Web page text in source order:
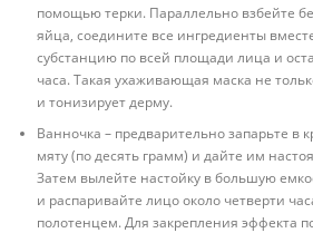
помощью терки. Параллельно взбейте
яйца, соедините все ингредиенты
субстанцию по всей площади лица и
часа. Такая ухаживающая маска не
и тонизирует дерму.
Ванночка – предварительно запарьте в
мяту (по десять грамм) и дайте им
Затем вылейте настойку в большую
и распаривайте лицо около четверти
полотенцем. Для закрепления эффекта